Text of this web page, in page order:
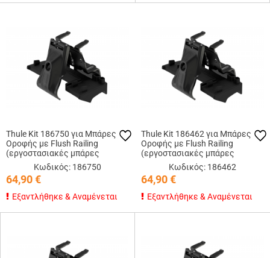
Thule Kit 186750 για Μπάρες
Οροφής με Flush Railing
(εργοστασιακές μπάρες
εφαπτόμενες στην οροφή)
Κωδικός: 186750
64,90€
Εξαντλήθηκε & Αναμένεται
Thule Kit 186462 για Μπάρες
Οροφής με Flush Railing
(εργοστασιακές μπάρες
εφαπτόμενες στην οροφή)
Κωδικός: 186462
64,90€
Εξαντλήθηκε & Αναμένεται